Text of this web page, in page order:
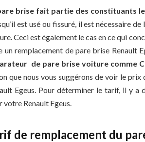
brise fait partie des constituants
est usé ou fissuré, il est nécessaire
Ceci est également le cas en ce qui
un remplacement de pare brise Renault
de pare brise voiture comme
que nous vous suggérons de voir le
Egeus. Pour déterminer le tarif, il y
votre Renault Egeus.
de remplacement du